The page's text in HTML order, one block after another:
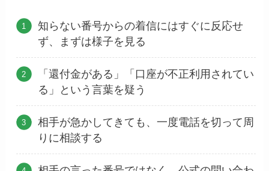
知らない番号からの着信にはすぐに反応せ
ず、まずは様子を見る
「還付金がある」「口座が不正利用されてい
る」という言葉を疑う
相手が急かしてきても、一度電話を切って周
りに相談する